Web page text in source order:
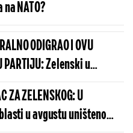
NATO?
ODIGRAO I OVU
PARTIJU: Zelenski u
- Kosovo je Srbija
ZA ZELENSKOG: U
u avgustu uništeno